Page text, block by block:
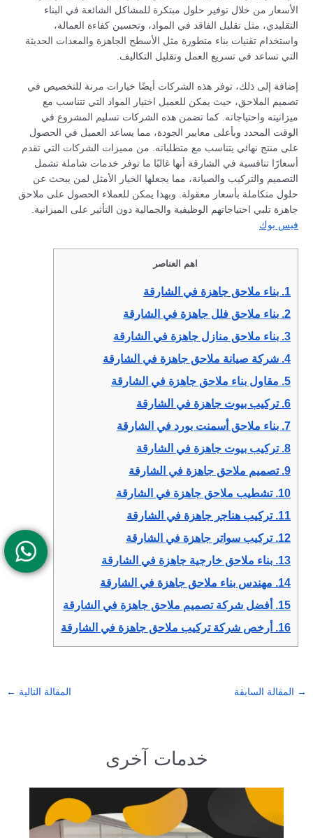
الأسعار من خلال توفير حلول مبتكرة للمشاكل الشائعة في البناء
التقليدي، مثل تقليل الفاقد في المواد، وتحسين كفاءة العمالة،
واستخدام تقنيات بناء متطورة مثل الأسطح الجاهزة والمعدات الحديثة
التي تساعد في تسريع العمل وتقليل التكاليف.
إضافة إلى ذلك، توفر هذه الشركات أيضًا خيارات مرنة للتخصيص في
تصميم الملاحق، حيث يمكن للعميل اختيار المواد التي تتناسب مع
ميزانيته واحتياجاته. كما تضمن هذه الشركات تسليم المشروع في
الوقت المحدد وبأعلى معايير الجودة، مما يساعد العميل في الحصول
على منتج نهائي يتناسب مع متطلباته. من مميزات الشركات التي تقدم
أسعارًا تنافسية في الشارقة أنها غالبًا ما توفر خدمات شاملة تشمل
التصميم والتركيب والصيانة، مما يجعلها الخيار الأمثل لمن يبحث عن
حلول متكاملة بأسعار معقولة. وبهذا يمكن للعملاء الحصول على ملاحق
جاهزة تلبي احتياجاتهم الوظيفية والجمالية دون التأثير على الميزانية.
فيس بوك
اهم العناصر
1. بناء ملاحق جاهزة في الشارقة
2. بناء ملاحق فلل جاهزة في الشارقة
3. بناء ملاحق منازل جاهزة في الشارقة
4. شركة صيانة ملاحق جاهزة في الشارقة
5. مقاول بناء ملاحق جاهزة في الشارقة
6. تركيب بيوت جاهزة في الشارقة
7. بناء ملاحق أسمنت بورد في الشارقة
8. تركيب بيوت جاهزة في الشارقة
9. تصميم ملاحق جاهزة في الشارقة
10. تشطيب ملاحق جاهزة في الشارقة
11. تركيب هناجر جاهزة في الشارقة
12. تركيب سواتر جاهزة في الشارقة
13. بناء ملاحق خارجية جاهزة في الشارقة
14. مهندس بناء ملاحق جاهزة في الشارقة
15.
أفضل شركة تصميم ملاحق جاهزة في الشارقة
16.
أرخص شركة تركيب ملاحق جاهزة في الشارقة
→ المقالة السابقة المقالة التالية ←
خدمات آخرى